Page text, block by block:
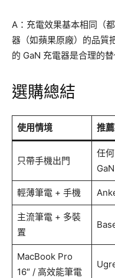
A：充電效果基本相同（
器（如蘋果原廠）的品質
的 GaN 充電器是合理的替
選購總結
使用情境 推
只帶手機出門
任
GaN
輕薄筆電 + 手機
主流筆電 + 多裝
置
MacBook Pro
16″ / 高效能筆電